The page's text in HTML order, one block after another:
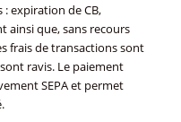
: expiration de CB,
ainsi que, sans recours
frais de transactions sont
ravis. Le paiement
SEPA et permet